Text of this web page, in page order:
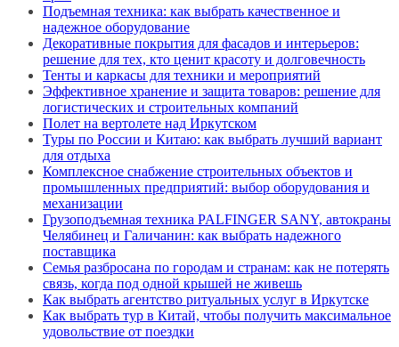
Подъемная техника: как выбрать качественное и
надежное оборудование
Декоративные покрытия для фасадов и интерьеров:
решение для тех, кто ценит красоту и долговечность
Тенты и каркасы для техники и мероприятий
Эффективное хранение и защита товаров: решение для
логистических и строительных компаний
Полет на вертолете над Иркутском
Туры по России и Китаю: как выбрать лучший вариант
для отдыха
Комплексное снабжение строительных объектов и
промышленных предприятий: выбор оборудования и
механизации
Грузоподъемная техника PALFINGER SANY, автокраны
Челябинец и Галичанин: как выбрать надежного
поставщика
Семья разбросана по городам и странам: как не потерять
связь, когда под одной крышей не живешь
Как выбрать агентство ритуальных услуг в Иркутске
Как выбрать тур в Китай, чтобы получить максимальное
удовольствие от поездки